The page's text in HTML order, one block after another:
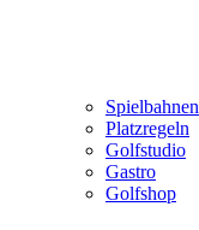
Spielbahnen
Platzregeln
Golfstudio
Gastro
Golfshop